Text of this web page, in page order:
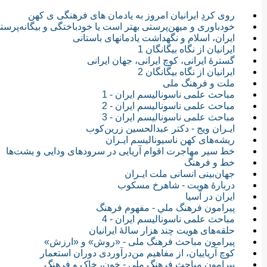
روی کردِ ایرانیان امروز به یادمان های فرهنگی ی کهن
خودباوری و میهن‌پرستی بهتر است یا خودباختگی و
ایران، اسلام و نگهداشت یادمانهای باستانی
ایرانیان از نگاه بیگانگان 1
گسترۀ ایرانی، کوچ ایرانی، جهان ایرانی
ایرانیان از نگاه بیگانگان 2
ملت و فرهنگ ملی
مباحث علمی‏ ناسونالیسم ایران - 1
مباحث علمی‏ ناسونالیسم ایران - 2
مباحث علمی‏ ناسونالیسم ایران - 3
ایـران ویج - دکتر عبدالحسین زرین‌کوب
ریشه‌های کهن ناسیونالیسم ایـران
خط سیر مهاجرت اقوام آریایی در سرودهای ودایی و یشت‌ها
خط و فرهنگ
جهان‌بینی انسانی ملت ایـران
دربارۀ هویت - شاهرخ مسکوب
ایران در آسیا
پيرامون فرهنگ ملي - مفهوم فرهنگ
مباحث علمی‏ ناسونالیسم ایران - 4
حلقه‌های هویت چند هزار‎ سالهٔ ایرانیان
پیرامون مباحث فرهنگ ملی - «روش» و «ارزش»
کوچ آریاییان، از مفاهیم من‌در‌آوردی دوران استعمار
پیرامون مباحث فرهنگ ملی - خون، خاک و فرهنگ